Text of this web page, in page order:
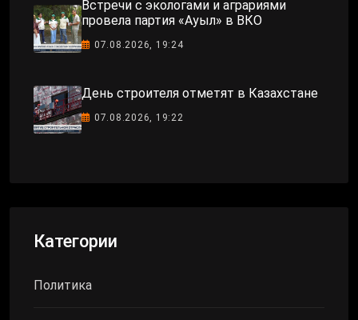
Встречи с экологами и аграриями
провела партия «Ауыл» в ВКО
07.08.2026, 19:24
День строителя отметят в Казахстане
07.08.2026, 19:22
Категории
Политика